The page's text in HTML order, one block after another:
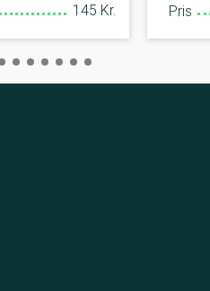
145 Kr. Pris